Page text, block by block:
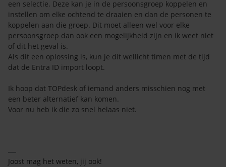
een selectie. Deze kan je in de persoonsgroep koppelen en
instellen om elke ochtend te draaien en dan de personen te
koppelen aan die groep. Dit moet alleen wel voor elke
persoonsgroep dan ook een mogelijkheid zijn en ik weet niet
of dit het geval is.
Als dit een oplossing is, kun je dit wellicht timen met de tijd
dat de Entra ID import loopt.
Ik hoop dat TOPdesk of iemand anders misschien nog met
een beter alternatief kan komen.
Voor nu heb ik die zo snel helaas niet.
Joost mag het weten, jij ook!